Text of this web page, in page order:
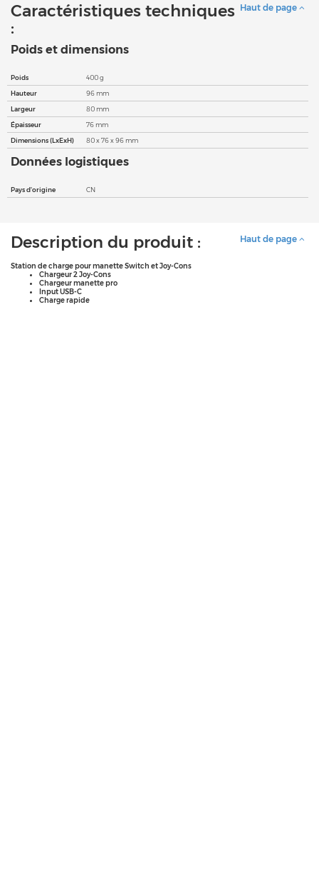
Haut de page
Caractéristiques techniques
:
Poids et dimensions
Poids
400 g
Hauteur
96 mm
Largeur
80 mm
Épaisseur
76 mm
Dimensions (LxExH)
80 x 76 x 96 mm
Données logistiques
Pays d'origine CN
Haut de page
Description du produit :
Station de charge pour manette Switch et Joy-Cons
Chargeur 2 Joy-Cons
Chargeur manette pro
Input USB-C
Charge rapide